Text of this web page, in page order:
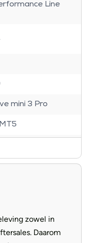
Line
mini 3 Pro
New Lookin
zowel in
Daarom